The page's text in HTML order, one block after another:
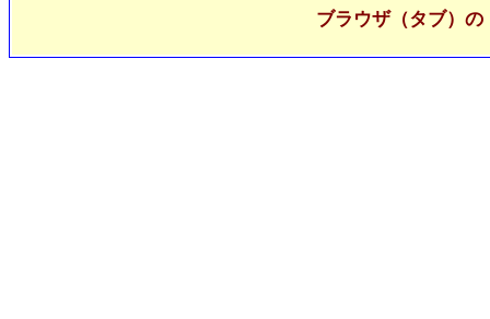
ブラウザ（タブ）